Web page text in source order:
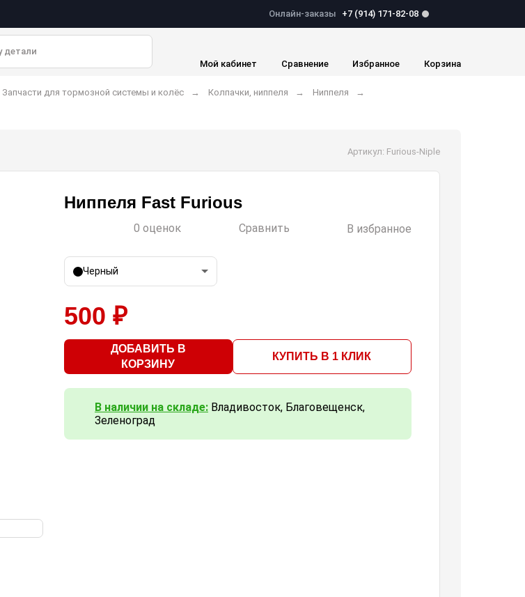
Онлайн-заказы +7 (914) 171-82-08
Мой кабинет Сравнение Избранное Корзина
Запчасти для тормозной системы и колёс Колпачки, ниппеля
Ниппеля
Артикул: Furious-Niple
Ниппеля Fast Furious
0 оценок Сравнить В избранное
Черный
500 ₽
ДОБАВИТЬ В
КОРЗИНУ
КУПИТЬ В 1 КЛИК
В наличии на складе: Владивосток, Благовещенск,
Зеленоград